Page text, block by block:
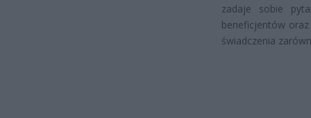
zadaje sobie
beneficjentów
świadczenia